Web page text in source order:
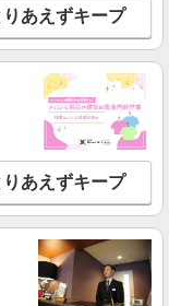
時給1,226円〜
都立川市泉町935-1
細を見る
りあえずキープ
りあえずキープ